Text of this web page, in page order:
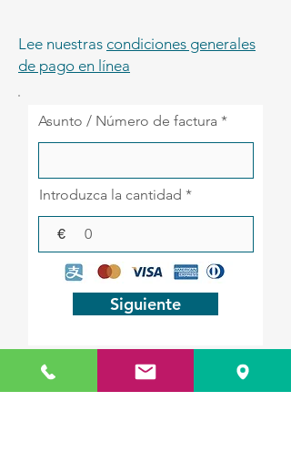
Lee nuestras condiciones generales
de pago en línea
Asunto / Número de factura
Introduzca la cantidad
€
Siguiente